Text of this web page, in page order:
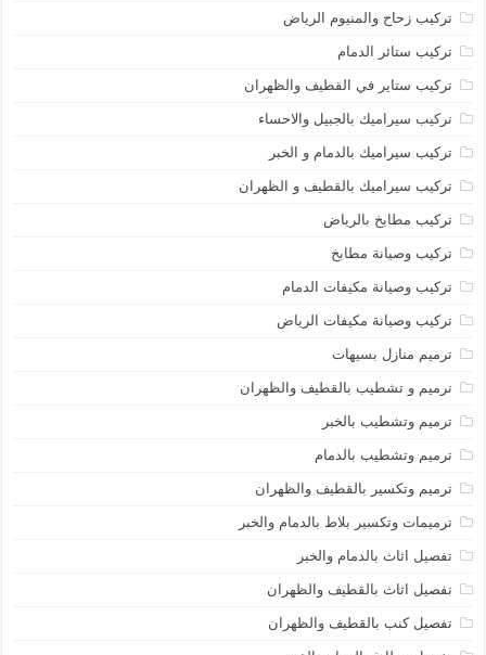
تركيب زحاح والمنيوم الرياض
تركيب ستائر الدمام
تركيب ستاير في القطيف والظهران
تركيب سيراميك بالجبيل والاحساء
تركيب سيراميك بالدمام و الخبر
تركيب سيراميك بالقطيف و الظهران
تركيب مطابخ بالرياض
تركيب وصيانة مطابخ
تركيب وصيانة مكيفات الدمام
تركيب وصيانة مكيفات الرياض
ترميم منازل بسيهات
ترميم و تشطيب بالقطيف والظهران
ترميم وتشطيب بالخبر
ترميم وتشطيب بالدمام
ترميم وتكسير بالقطيف والظهران
ترميمات وتكسير بلاط بالدمام والخبر
تفصيل اثاث بالدمام والخبر
تفصيل اثاث بالقطيف والظهران
تفصيل كنب بالقطيف والظهران